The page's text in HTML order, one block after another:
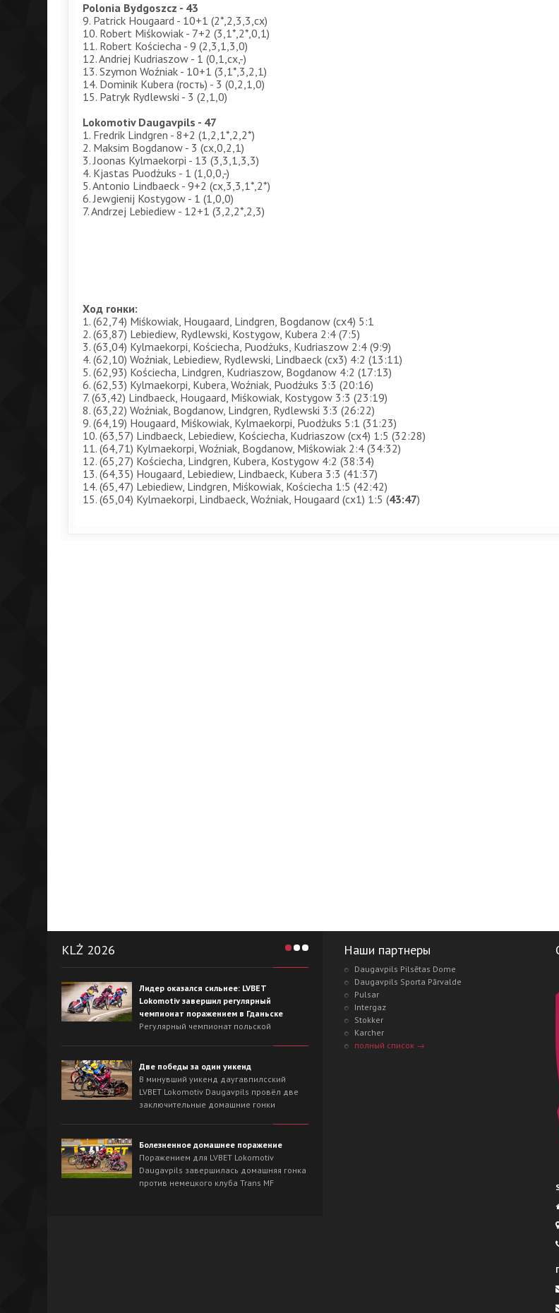
Polonia Bydgoszcz - 43
9. Patrick Hougaard - 10+1 (2*,2,3,3,сх)
10. Robert Miśkowiak - 7+2 (3,1*,2*,0,1)
11. Robert Kościecha - 9 (2,3,1,3,0)
12. Andriej Kudriaszow - 1 (0,1,сх,-)
13. Szymon Woźniak - 10+1 (3,1*,3,2,1)
14. Dominik Kubera (гость) - 3 (0,2,1,0)
15. Patryk Rydlewski - 3 (2,1,0)
Lokomotiv Daugavpils - 47
1. Fredrik Lindgren - 8+2 (1,2,1*,2,2*)
2. Maksim Bogdanow - 3 (сх,0,2,1)
3. Joonas Kylmaekorpi - 13 (3,3,1,3,3)
4. Kjastas Puodżuks - 1 (1,0,0,-)
5. Antonio Lindbaeck - 9+2 (сх,3,3,1*,2*)
6. Jewgienij Kostygow - 1 (1,0,0)
7. Andrzej Lebiediew - 12+1 (3,2,2*,2,3)
Ход гонки:
1. (62,74) Miśkowiak, Hougaard, Lindgren, Bogdanow (сх4) 5:1
2. (63,87) Lebiediew, Rydlewski, Kostygow, Kubera 2:4 (7:5)
3. (63,04) Kylmaekorpi, Kościecha, Puodżuks, Kudriaszow 2:4 (9:9)
4. (62,10) Woźniak, Lebiediew, Rydlewski, Lindbaeck (сх3) 4:2 (13:11)
5. (62,93) Kościecha, Lindgren, Kudriaszow, Bogdanow 4:2 (17:13)
6. (62,53) Kylmaekorpi, Kubera, Woźniak, Puodżuks 3:3 (20:16)
7. (63,42) Lindbaeck, Hougaard, Miśkowiak, Kostygow 3:3 (23:19)
8. (63,22) Woźniak, Bogdanow, Lindgren, Rydlewski 3:3 (26:22)
9. (64,19) Hougaard, Miśkowiak, Kylmaekorpi, Puodżuks 5:1 (31:23)
10. (63,57) Lindbaeck, Lebiediew, Kościecha, Kudriaszow (сх4) 1:5 (32:28)
11. (64,71) Kylmaekorpi, Woźniak, Bogdanow, Miśkowiak 2:4 (34:32)
12. (65,27) Kościecha, Lindgren, Kubera, Kostygow 4:2 (38:34)
13. (64,35) Hougaard, Lebiediew, Lindbaeck, Kubera 3:3 (41:37)
14. (65,47) Lebiediew, Lindgren, Miśkowiak, Kościecha 1:5 (42:42)
15. (65,04) Kylmaekorpi, Lindbaeck, Woźniak, Hougaard (сх1) 1:5 (43:47)
KLŻ 2026
Лидер оказался сильнее: LVBET
Lokomotiv завершил регулярный
чемпионат поражением в Гданьске
Регулярный чемпионат польской
против лидера сезона - Wybrzeże Gdańsk.
На треке в Гданьске хозяева с первых
заездов захватили инициативу и
одержали победу со счётом 54:36.
Две победы за один уикенд
В минувший уикенд даугавпилсский
LVBET Lokomotiv Daugavpils провёл две
заключительные домашние гонки
домашнем треке наша команда сначала
в невероятно напряжённой борьбе
вырвала победу у OK Kolejarz Opole -
46:44, а на следующий день уверенно
Болезненное домашнее поражение
Поражением для LVBET Lokomotiv
Daugavpils завершилась домашняя гонка
против немецкого клуба Trans MF
Наши партнеры
Daugavpils Pilsētas Dome
Daugavpils Sporta Pārvalde
Pulsar
Intergaz
Stokker
Karcher
полный список →